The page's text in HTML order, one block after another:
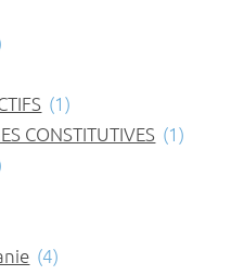
(1)
CONSTITUTIVES (1)
(4)